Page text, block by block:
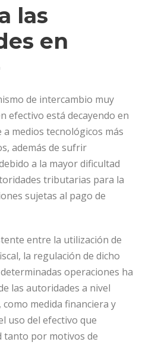
las
en
de intercambio muy
efectivo está decayendo en
medios tecnológicos más
además de sufrir
a la mayor dificultad
tributarias para la
sujetas al pago de
entre la utilización de
la regulación de dicho
operaciones ha
las autoridades a nivel
medida financiera y
uso del efectivo que
tanto por motivos de